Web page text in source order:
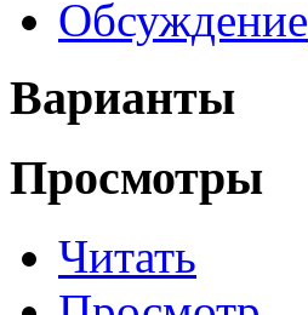
Обсуждение
Варианты
Просмотры
Читать